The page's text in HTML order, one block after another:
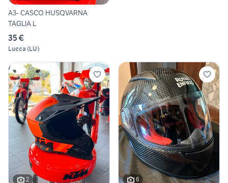
A3- CASCO HUSQVARNA
TAGLIA L
35 €
Lucca (LU)
2 6